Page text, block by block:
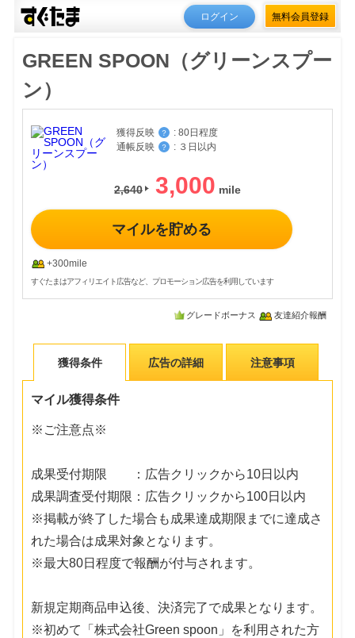
ログイン 無料会員登録
GREEN SPOON（グリーンスプー
ン）
獲得反映 ？ : 80日程度
通帳反映
？ : ３日以内
2,640 3,000
マイルを貯める
+300mile
すぐたまはアフィリエイト広告など、プロモーション広告を利用しています
グレードボーナス 友達紹介報酬
獲得条件 広告の詳細 注意事項
マイル獲得条件
※ご注意点※
成果受付期限 ：広告クリックから10日以内
成果調査受付期限：広告クリックから100日以内
※掲載が終了した場合も成果達成期限までに達成さ
れた場合は成果対象となります。
※最大80日程度で報酬が付与されます。
新規定期商品申込後、決済完了で成果となります。
※初めて「株式会社Green spoon」を利用された方